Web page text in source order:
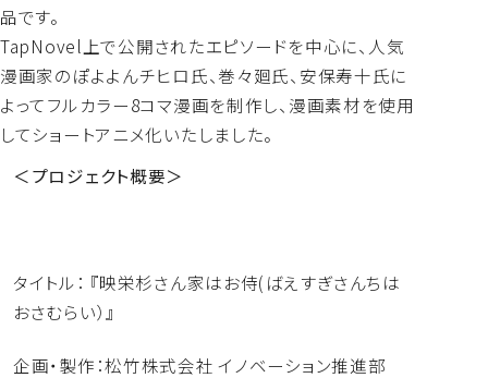
品です。
TapNovel上で公開されたエピソードを中心に、人気
漫画家のぽよよんチヒロ氏、巻々廻氏、安保寿十氏に
よってフルカラー8コマ漫画を制作し、漫画素材を使用
してショートアニメ化いたしました。
＜プロジェクト概要＞
タイトル： 『映栄杉さん家はお侍(ばえすぎさんちは
おさむらい）』
企画・製作：松竹株式会社 イノベーション推進部